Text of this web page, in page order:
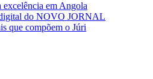
excelência em Angola
digital do NOVO JORNAL
que compõem o Júri